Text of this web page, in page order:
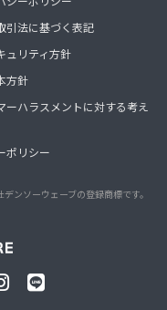
引法に基づく表記
ュリティ方針
方針
ーハラスメントに対する考え
ポリシー
デンソーウェーブの登録商標です。